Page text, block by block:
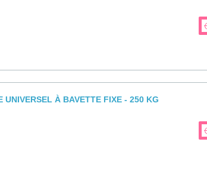
UNIVERSEL À BAVETTE FIXE - 250 KG